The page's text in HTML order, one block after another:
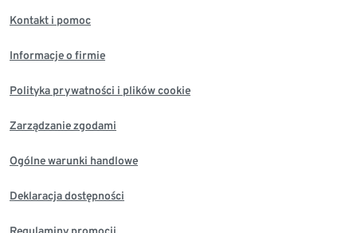
Kontakt i pomoc
Informacje o firmie
Polityka prywatności i plików cookie
Zarządzanie zgodami
Ogólne warunki handlowe
Deklaracja dostępności